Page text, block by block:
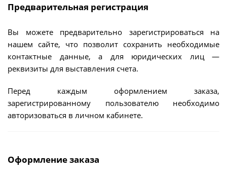
Предварительная регистрация
Вы можете предварительно зарегистрироваться на
нашем сайте, что позволит сохранить необходимые
контактные данные, а для юридических лиц —
реквизиты для выставления счета.
Перед каждым оформлением заказа,
зарегистрированному пользователю необходимо
авторизоваться в личном кабинете.
Оформление заказа